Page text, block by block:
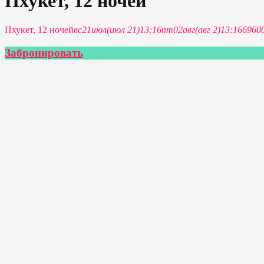
Пхукет, 12 ночейвс21июл(июл 21)13:16пт02авг(авг 2)13:16
Забронировать